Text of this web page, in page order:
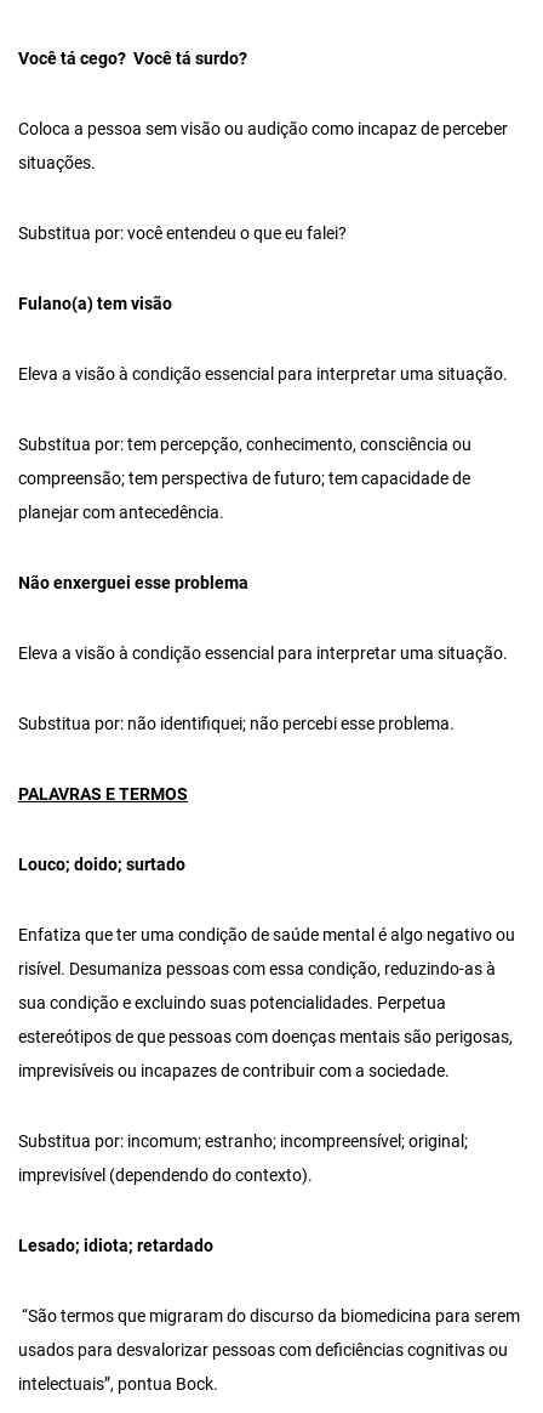
Você tá cego? Você tá surdo?
Coloca a pessoa sem visão ou audição como incapaz de perceber
situações.
Substitua por: você entendeu o que eu falei?
Fulano(a) tem visão
Eleva a visão à condição essencial para interpretar uma situação.
Substitua por: tem percepção, conhecimento, consciência ou
compreensão; tem perspectiva de futuro; tem capacidade de
planejar com antecedência.
Não enxerguei esse problema
Eleva a visão à condição essencial para interpretar uma situação.
Substitua por: não identifiquei; não percebi esse problema.
PALAVRAS E TERMOS
Louco; doido; surtado
Enfatiza que ter uma condição de saúde mental é algo negativo ou
risível. Desumaniza pessoas com essa condição, reduzindo-as à
sua condição e excluindo suas potencialidades. Perpetua
estereótipos de que pessoas com doenças mentais são perigosas,
imprevisíveis ou incapazes de contribuir com a sociedade.
Substitua por: incomum; estranho; incompreensível; original;
imprevisível (dependendo do contexto).
Lesado; idiota; retardado
“São termos que migraram do discurso da biomedicina para serem
usados para desvalorizar pessoas com deficiências cognitivas ou
intelectuais”, pontua Bock.